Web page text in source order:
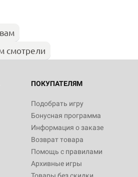
смотрели
ПОКУПАТЕЛЯМ
Подобрать игру
Бонусная программа
Информация о заказе
Возврат товара
Помощь с правилами
Архивные игры